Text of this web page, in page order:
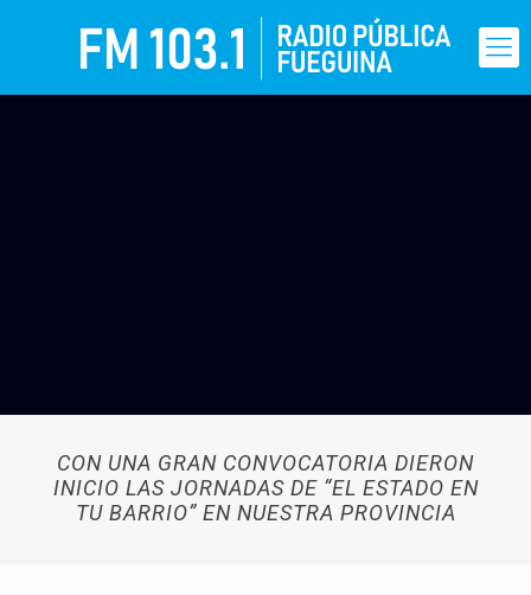
CON UNA GRAN CONVOCATORIA DIERON
INICIO LAS JORNADAS DE “EL ESTADO EN
TU BARRIO” EN NUESTRA PROVINCIA